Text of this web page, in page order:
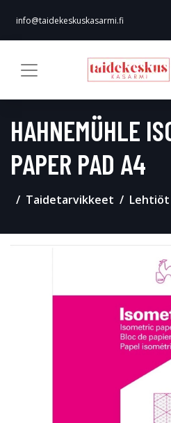
info@taidekeskuskasarmi.fi
HAHNEMÜHLE
PAPER PAD A4
Taidetarvikkeet Lehtiöt